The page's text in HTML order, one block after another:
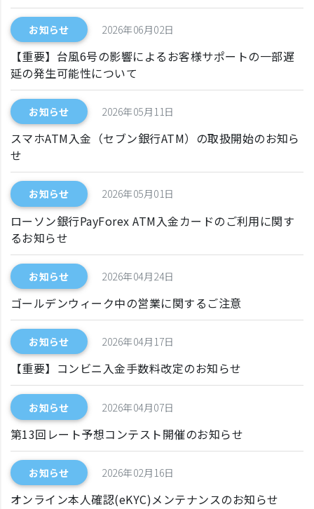
お知らせ 2026年06月02日
【重要】台風6号の影響によるお客様サポートの一部遅
延の発生可能性について
お知らせ 2026年05月11日
スマホATM入金（セブン銀行ATM）の取扱開始のお知ら
せ
お知らせ 2026年05月01日
ローソン銀行PayForex ATM入金カードのご利用に関す
るお知らせ
お知らせ 2026年04月24日
ゴールデンウィーク中の営業に関するご注意
お知らせ 2026年04月17日
【重要】コンビニ入金手数料改定のお知らせ
お知らせ 2026年04月07日
第13回レート予想コンテスト開催のお知らせ
お知らせ 2026年02月16日
オンライン本人確認(eKYC)メンテナンスのお知らせ